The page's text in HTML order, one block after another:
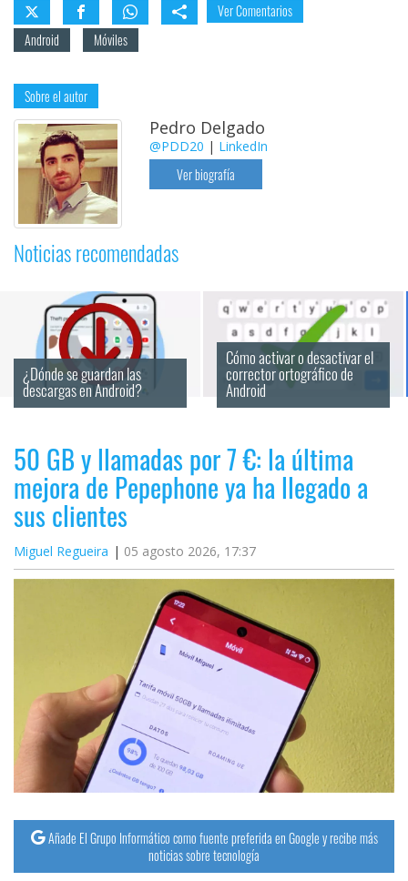
Ver Comentarios
Android
Móviles
Sobre el autor
Pedro Delgado
@PDD20 | LinkedIn
Ver biografía
Noticias recomendadas
¿Dónde se guardan las
descargas en Android?
Cómo activar o desactivar el
corrector ortográfico de
Android
50 GB y llamadas por 7 €: la última
mejora de Pepephone ya ha llegado a
sus clientes
Miguel Regueira 05 agosto 2026, 17:37
Añade El Grupo Informático como fuente preferida en Google y recibe más
noticias sobre tecnología